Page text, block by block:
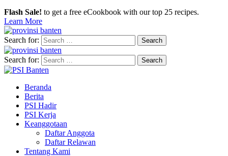
Flash Sale! to get a free eCookbook with our top 25 recipes.
Learn More
Search for:
Search for:
Beranda
Berita
PSI Hadir
PSI Kerja
Keanggotaan
Daftar Anggota
Daftar Relawan
Tentang Kami